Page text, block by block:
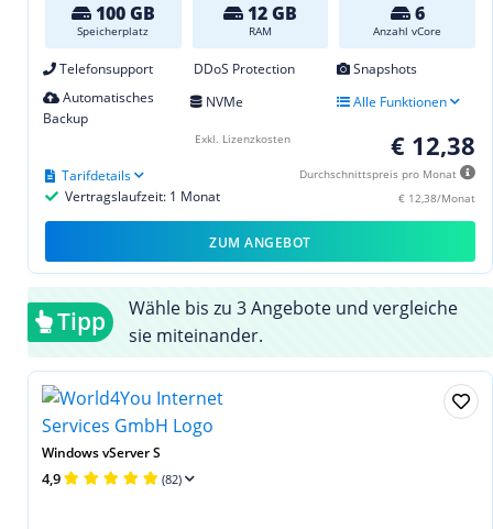
100 GB
Speicherplatz
12 GB
RAM
6
Anzahl vCore
Telefonsupport DDoS Protection
Snapshots
Automatisches
Backup
NVMe Alle Funktionen
€ 12,38
Durchschnittspreis pro Monat
€ 12,38/Monat
Vertragslaufzeit: 1 Monat
Tarifdetails
Exkl. Lizenzkosten
ZUM ANGEBOT
Tipp
Wähle bis zu 3 Angebote und vergleiche
sie miteinander.
Windows vServer S
4,9 (82)